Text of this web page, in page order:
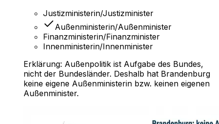
Justizministerin/Justizminister
Außenministerin/Außenminister
Finanzministerin/Finanzminister
Innenministerin/Innenminister
Erklärung: Außenpolitik ist Aufgabe des Bundes,
nicht der Bundesländer. Deshalb hat Brandenburg
keine eigene Außenministerin bzw. keinen eigenen
Außenminister.